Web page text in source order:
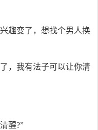
趣变了，想找个男人换
，我有法子可以让你清
醒?”